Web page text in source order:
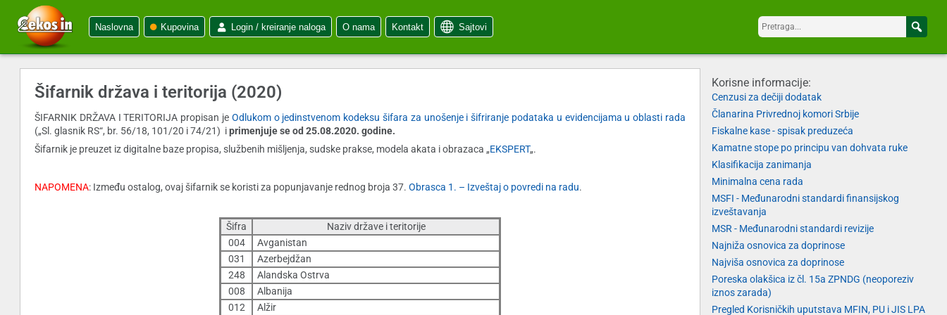
Naslovna Kupovina Login / kreiranje naloga O nama Kontakt Sajtovi
Šifarnik država i teritorija (2020)
ŠIFARNIK DRŽAVA I TERITORIJA propisan je Odlukom o jedinstvenom kodeksu šifara za unošenje i šifriranje podataka u evidencijama u oblasti rada
(„Sl. glasnik RS“, br. 56/18, 101/20 i 74/21) iprimenjuje se od 25.08.2020. godine.
Šifarnik je preuzet iz digitalne baze propisa, službenih mišljenja, sudske prakse, modela akata i obrazaca „EKSPERT„.
NAPOMENA: Između ostalog, ovaj šifarnik se koristi za popunjavanje rednog broja 37. Obrasca 1. – Izveštaj o povredi na radu.
Šifra
Naziv države i teritorije
004
Avganistan
031
Azerbejdžan
248
Alandska Ostrva
008
Albanija
012
Alžir
Korisne informacije:
Cenzusi za dečiji dodatak
Članarina Privrednoj komori Srbije
Fiskalne kase - spisak preduzeća
Kamatne stope po principu van dohvata ruke
Klasifikacija zanimanja
Minimalna cena rada
MSFI - Međunarodni standardi finansijskog
izveštavanja
MSR - Međunarodni standardi revizije
Najniža osnovica za doprinose
Najviša osnovica za doprinose
Poreska olakšica iz čl. 15a ZPNDG (neoporeziv
iznos zarada)
Pregled Korisničkih uputstava MFIN, PU i JIS LPA